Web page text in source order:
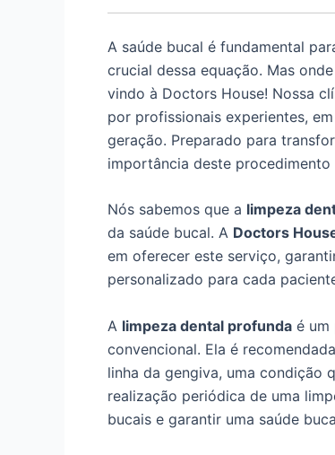
A saúde bucal é fundamental
crucial dessa equação. Mas
vindo à Doctors House! Nossa
por profissionais experientes,
geração. Preparado para
importância deste
Nós sabemos que a limpeza
da saúde bucal. A Doctors
em oferecer este serviço,
personalizado para cada
A limpeza dental profunda é um
convencional. Ela é
linha da gengiva, uma condição
realização periódica de uma
bucais e garantir uma saúde